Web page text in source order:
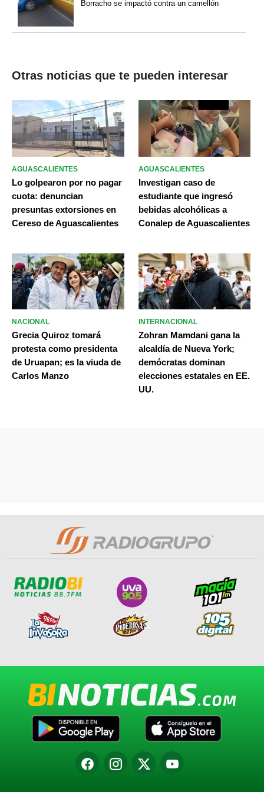
Borracho se impactó contra un camellón
Otras noticias que te pueden interesar
AGUASCALIENTES
Lo golpearon por no pagar
cuota: denuncian
presuntas extorsiones en
Cereso de Aguascalientes
AGUASCALIENTES
Investigan caso de
estudiante que ingresó
bebidas alcohólicas a
Conalep de Aguascalientes
NACIONAL
Grecia Quiroz tomará
protesta como presidenta
de Uruapan; es la viuda de
Carlos Manzo
INTERNACIONAL
Zohran Mamdani gana la
alcaldía de Nueva York;
demócratas dominan
elecciones estatales en EE.
UU.